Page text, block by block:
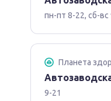
пн-пт 8-22, сб-вс
Планета
9-21